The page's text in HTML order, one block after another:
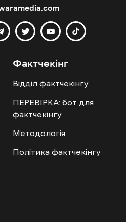
Фактчекінг
Відділ фактчекінгу
ПЕРЕВІРКА: бот для
фактчекінгу
Методологія
Політика фактчекінгу